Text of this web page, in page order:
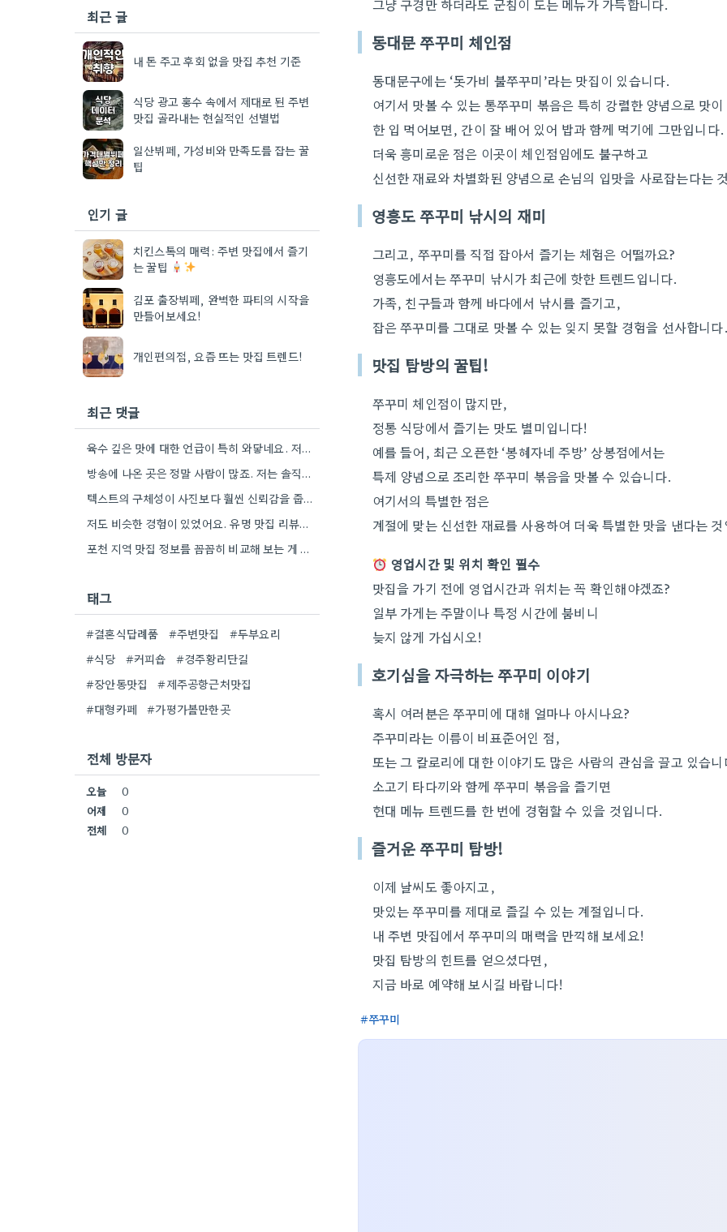
그냥 구경만 하더라도 군침이 도는 메뉴가 가득합니다.
동대문 쭈꾸미 체인점
동대문구에는 ‘돗가비 불쭈꾸미’라는 맛집이 있습니다.
여기서 맛볼 수 있는 통쭈꾸미 볶음은 특히 강렬한 양념으로 맛
한 입 먹어보면, 간이 잘 배어 있어 밥과 함께 먹기에 그만입니다.
더욱 흥미로운 점은 이곳이 체인점임에도 불구하고
신선한 재료와 차별화된 양념으로 손님의 입맛을 사로잡는다는
영흥도 쭈꾸미 낚시의 재미
그리고, 쭈꾸미를 직접 잡아서 즐기는 체험은 어떨까요?
영흥도에서는 쭈꾸미 낚시가 최근에 핫한 트렌드입니다.
가족, 친구들과 함께 바다에서 낚시를 즐기고,
잡은 쭈꾸미를 그대로 맛볼 수 있는 잊지 못할 경험을 선사합니
맛집 탐방의 꿀팁!
쭈꾸미 체인점이 많지만,
정통 식당에서 즐기는 맛도 별미입니다!
예를 들어, 최근 오픈한 ‘봉혜자네 주방’ 상봉점에서는
특제 양념으로 조리한 쭈꾸미 볶음을 맛볼 수 있습니다.
여기서의 특별한 점은
계절에 맞는 신선한 재료를 사용하여 더욱 특별한 맛을 낸다는
영업시간 및 위치 확인 필수
맛집을 가기 전에 영업시간과 위치는 꼭 확인해야겠죠?
일부 가게는 주말이나 특정 시간에 붐비니
늦지 않게 가십시오!
호기심을 자극하는 쭈꾸미 이야기
혹시 여러분은 쭈꾸미에 대해 얼마나 아시나요?
주꾸미라는 이름이 비표준어인 점,
또는 그 칼로리에 대한 이야기도 많은 사람의 관심을 끌고 있습
소고기 타다끼와 함께 쭈꾸미 볶음을 즐기면
현대 메뉴 트렌드를 한 번에 경험할 수 있을 것입니다.
즐거운 쭈꾸미 탐방!
이제 날씨도 좋아지고,
맛있는 쭈꾸미를 제대로 즐길 수 있는 계절입니다.
내 주변 맛집에서 쭈꾸미의 매력을 만끽해 보세요!
맛집 탐방의 힌트를 얻으셨다면,
지금 바로 예약해 보시길 바랍니다!
쭈꾸미
최근 글
내 돈 주고 후회 없을 맛집 추천 기준
식당 광고 홍수 속에서 제대로 된 주변
맛집 골라내는 현실적인 선별법
일산뷔페, 가성비와 만족도를 잡는 꿀
팁
인기 글
치킨스톡의 매력: 주변 맛집에서 즐기
는 꿀팁
김포 출장뷔페, 완벽한 파티의 시작을
만들어보세요!
개인편의점, 요즘 뜨는 맛집 트렌드!
최근 댓글
육수 깊은 맛에 대한 언급이 특히 와닿네요. 저도 음식을 먹을 때 육수의 깊은 맛을 중요하게…
방송에 나온 곳은 정말 사람이 많죠. 저는 솔직히 메뉴 자체의 품질이 더 중요하다고 생각해요.
텍스트의 구체성이 사진보다 훨씬 신뢰감을 줍니다. 특히 사장님이 직접 요리하는 곳을 찾는 게 좋은 전략인…
저도 비슷한 경험이 있었어요. 유명 맛집 리뷰만 보다가, 동네 맛집에서 훨씬 더 맛있는 음식을 먹고…
포천 지역 맛집 정보를 꼼꼼히 비교해 보는 게 정말 좋은 팁 같아요. 특히 커뮤니티 언급…
태그
#결혼식답례품 #주변맛집
#두부요리
#식당
#커피숍
#경주황리단길
#장안동맛집
#제주공항근처맛집
#대형카페
#가평가볼만한곳
전체 방문자
오늘
0
어제
0
전체
0